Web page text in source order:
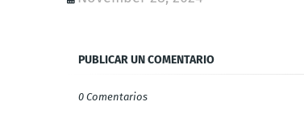
PUBLICAR UN COMENTARIO
0 Comentarios